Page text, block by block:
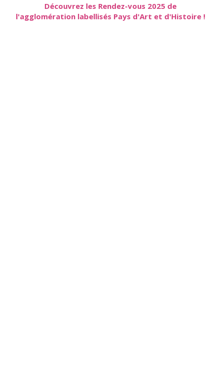
Découvrez les Rendez-vous 2025 de
l'agglomération labellisés Pays d'Art et d'Histoire !